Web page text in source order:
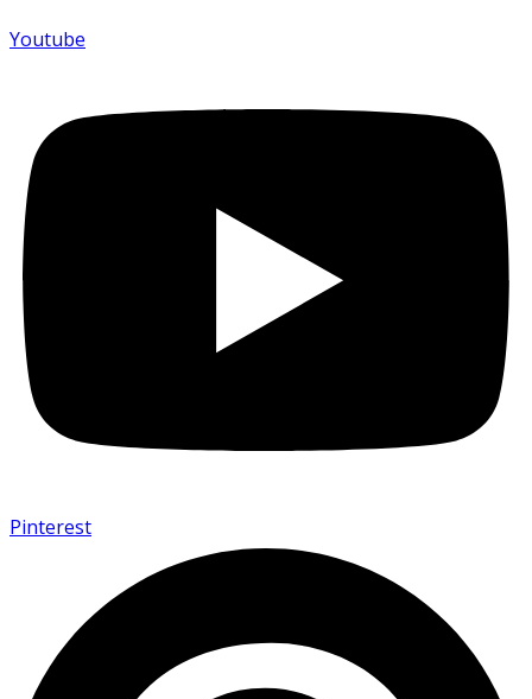
Youtube
Pinterest